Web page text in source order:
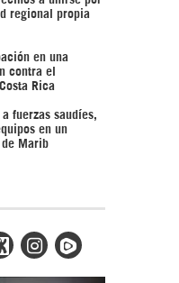
regional propia
en una
contra el
Rica
a fuerzas saudíes,
en un
de Marib
